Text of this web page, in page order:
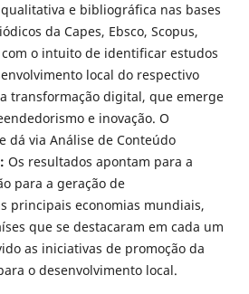
e bibliográfica nas bases
da Capes, Ebsco, Scopus,
com o intuito de identificar estudos
local do respectivo
transformação digital, que emerge
e inovação. O
dá via Análise de Conteúdo
Os resultados apontam para a
para a geração de
principais economias mundiais,
que se destacaram em cada um
as iniciativas de promoção da
o desenvolvimento local.